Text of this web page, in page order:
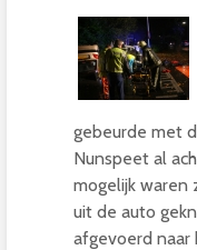
gebeurde met
Nunspeet al
mogelijk waren
uit de auto
afgevoerd naar